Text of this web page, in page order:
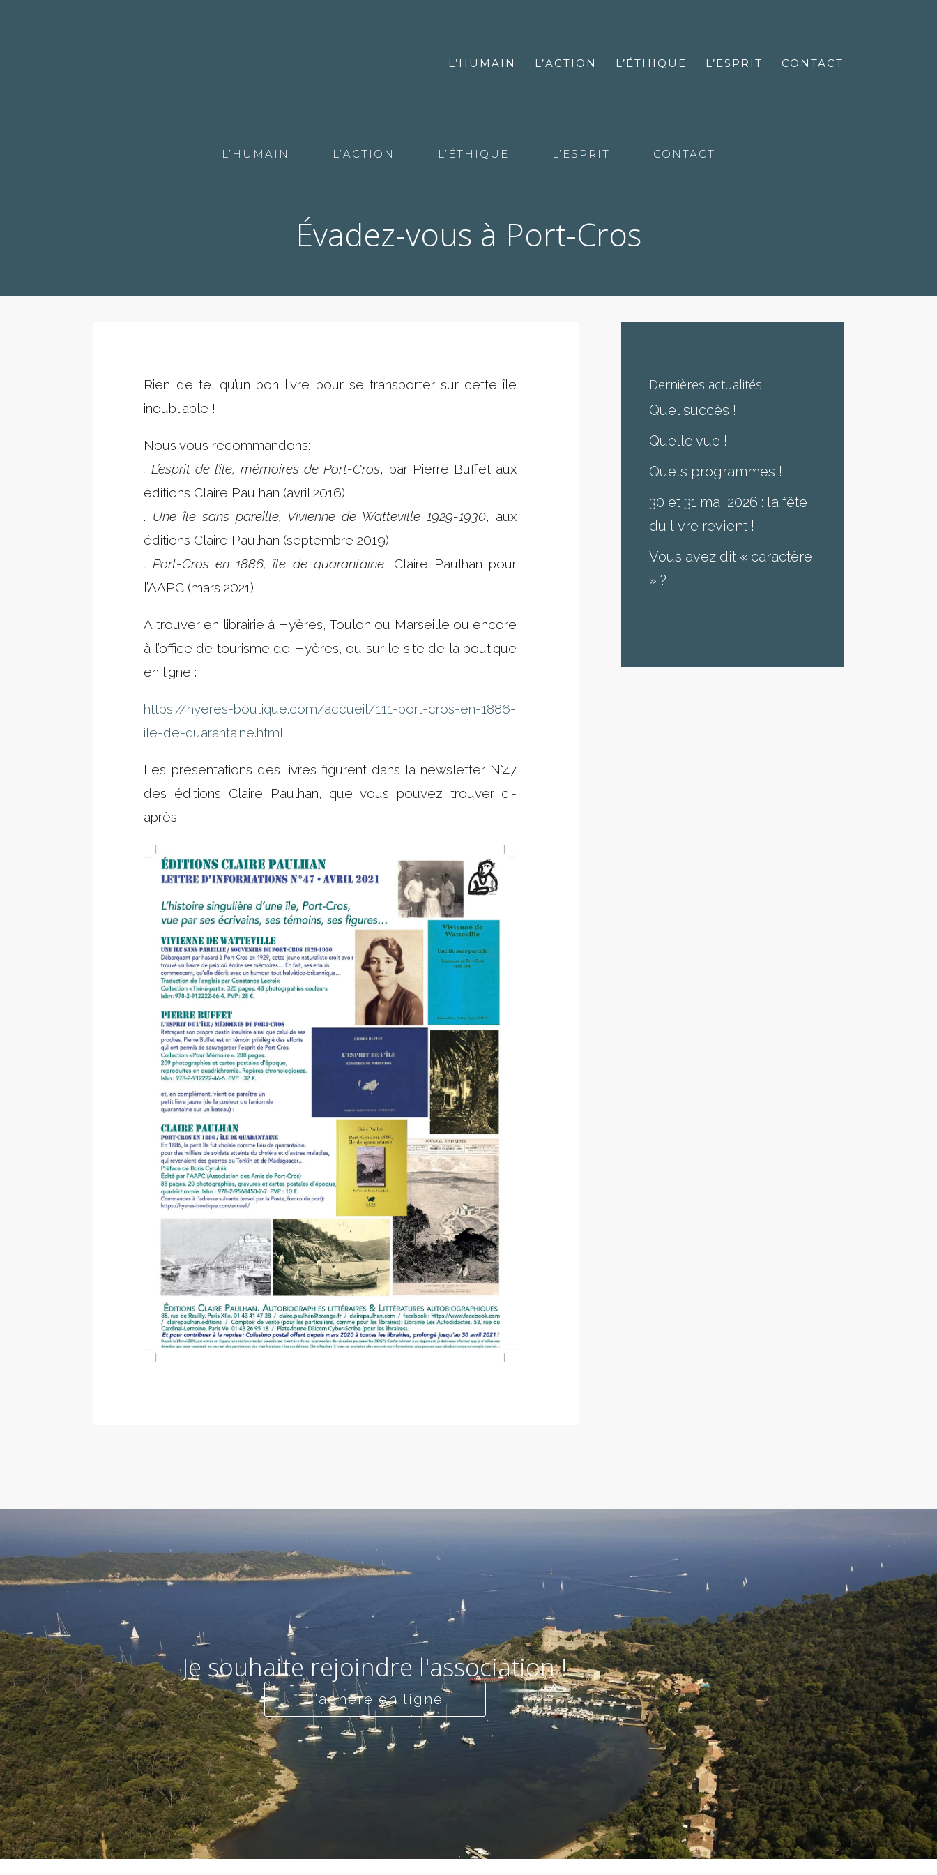
L’HUMAIN L’ACTION L’ÉTHIQUE L’ESPRIT CONTACT
L’HUMAIN L’ACTION L’ÉTHIQUE L’ESPRIT CONTACT
Évadez-vous à Port-Cros
Rien de tel qu’un bon livre pour se transporter sur cette île
inoubliable !
Nous vous recommandons:
. L’esprit de l’ile, mémoires de Port-Cros, par Pierre Buffet aux
éditions Claire Paulhan (avril 2016)
. Une île sans pareille, Vivienne de Watteville 1929-1930, aux
éditions Claire Paulhan (septembre 2019)
. Port-Cros en 1886, île de quarantaine, Claire Paulhan pour
l’AAPC (mars 2021)
A trouver en librairie à Hyères, Toulon ou Marseille ou encore
à l’office de tourisme de Hyères, ou sur le site de la boutique
en ligne :
https://hyeres-boutique.com/accueil/111-port-cros-en-1886-
ile-de-quarantaine.html
Les présentations des livres figurent dans la newsletter N°47
des éditions Claire Paulhan, que vous pouvez trouver ci-
après.
Dernières actualités
Quel succès !
Quelle vue !
Quels programmes !
30 et 31 mai 2026 : la fête
du livre revient !
Vous avez dit « caractère
» ?
Je souhaite rejoindre l'association !
J'adhère en ligne